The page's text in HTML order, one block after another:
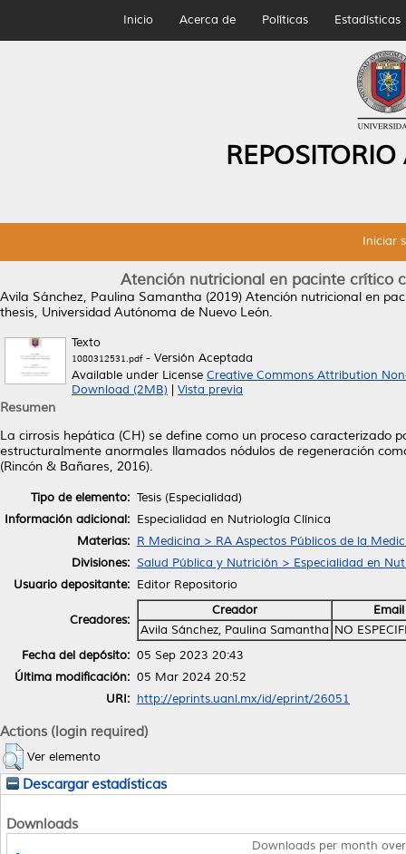
Inicio Acerca de Políticas Estadísticas
Iniciar
Atención nutricional en pacinte crítico
Avila Sánchez, Paulina Samantha (2019) Atención nutricional en
thesis, Universidad Autónoma de Nuevo León.
Texto
1080312531.pdf- Versión Aceptada
Available under License Creative Commons Attribution
Download (2MB)
Vista previa
Resumen
La cirrosis hepática (CH) se define como un proceso caracterizado
estructuralmente anormales llamados nódulos de regeneración
(Rincón & Bañares, 2016).
Tipo de elemento: Tesis (Especialidad)
Información adicional: Especialidad en Nutriología Clínica
Materias: R Medicina > RA Aspectos Públicos de la
Divisiones: Salud Pública y Nutrición > Especialidad en
Usuario depositante: Editor Repositorio
Creadores:
Creador
Email
Avila Sánchez, Paulina Samantha NO
Fecha del depósito: 05 Sep 2023 20:43
Última modificación: 05 Mar 2024 20:52
URI: http://eprints.uanl.mx/id/eprint/26051
Actions (login required)
Ver elemento
Descargar estadísticas
Downloads
Downloads per month